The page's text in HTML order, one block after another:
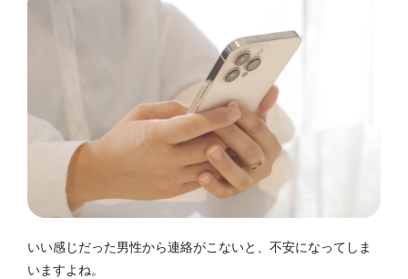
いい感じだった男性から連絡がこないと、不安になってしま
いますよね。